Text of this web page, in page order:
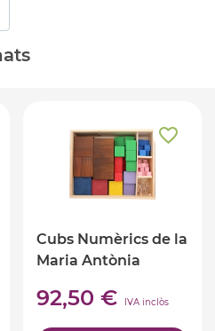
Cubs Numèrics de la
Maria Antònia
92,50 € IVA inclòs